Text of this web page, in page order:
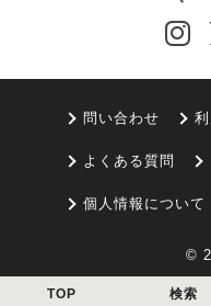
問い合わせ
よくある質問
個人情報について
©
TOP 検索